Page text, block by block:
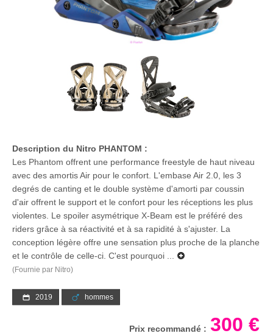
Description du Nitro PHANTOM :
Les Phantom offrent une performance freestyle de haut niveau
avec des amortis Air pour le confort. L'embase Air 2.0, les 3
degrés de canting et le double système d'amorti par coussin
d'air offrent le support et le confort pour les réceptions les plus
violentes. Le spoiler asymétrique X-Beam est le préféré des
riders grâce à sa réactivité et à sa rapidité à s'ajuster. La
conception légère offre une sensation plus proche de la planche
et le contrôle de celle-ci. C'est pourquoi ...
(Fournie par Nitro)
2019 hommes
Prix recommandé : 300 €